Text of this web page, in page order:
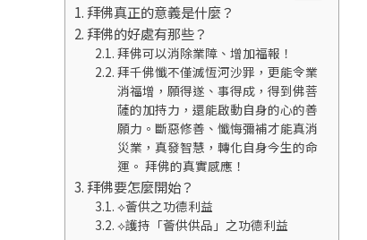
拜佛真正的意義是什麼？
拜佛的好處有那些？
拜佛可以消除業障、增加福報！
拜千佛懺不僅滅恆河沙罪，更能令業
消福增，願得遂、事得成，得到佛菩
薩的加持力，還能啟動自身的心的善
願力。斷惡修善、懺悔彌補才能真消
災業，真發智慧，轉化自身今生的命
運。 拜佛的真實感應！
拜佛要怎麼開始？
⟡薈供之功德利益
⟡護持「薈供供品」之功德利益